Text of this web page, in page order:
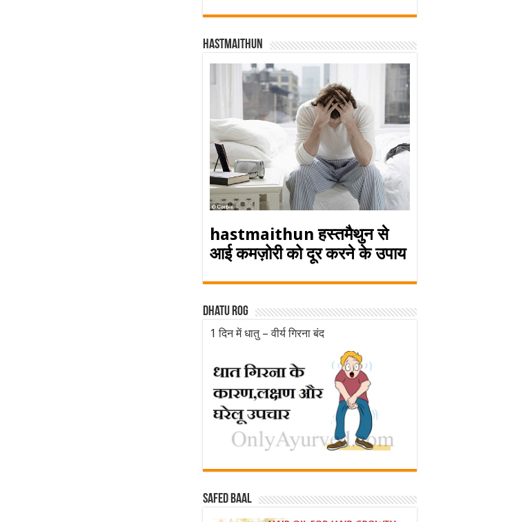
Hastmaithun
hastmaithun हस्तमैथुन से
आई कमज़ोरी को दूर करने के उपाय
Dhatu rog
1 दिन में धातु – वीर्य गिरना बंद
Safed baal